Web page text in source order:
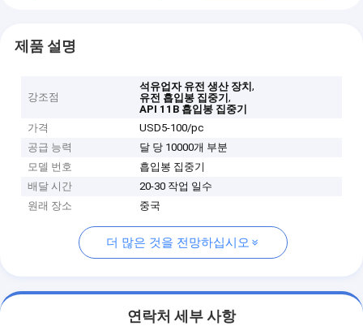
제품 설명
강조점
석유업자 유전 생산 장치,
유전 흡입봉 집중기,
API 11B 흡입봉 집중기
가격
USD5-100/pc
공급 능력
달 당 10000개 부분
모델 번호
흡입봉 집중기
배달 시간
20-30 작업 일수
원래 장소
중국
더 많은 것을 전망하십시오
연락처 세부 사항